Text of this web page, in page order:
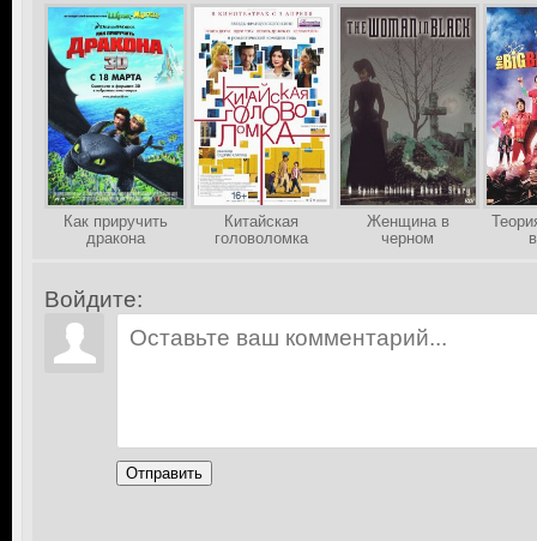
Как приручить
дракона
Китайская
головоломка
Женщина в
черном
Войдите:
Отправить